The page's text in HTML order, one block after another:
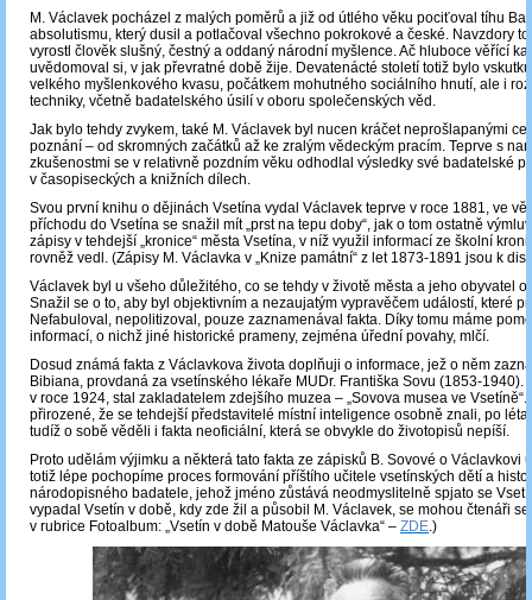
M. Václavek pocházel z malých poměrů a již od útlého věku pociťoval tíhu
absolutismu, který dusil a potlačoval všechno pokrokové a české. Navzdory
vyrostl člověk slušný, čestný a oddaný národní myšlence. Ač hluboce věřící
uvědomoval si, v jak převratné době žije. Devatenácté století totiž bylo
velkého myšlenkového kvasu, počátkem mohutného sociálního hnutí, ale i
techniky, včetně badatelského úsilí v oboru společenských věd.
Jak bylo tehdy zvykem, také M. Václavek byl nucen kráčet neprošlapanými
poznání – od skromných začátků až ke zralým vědeckým pracím. Teprve s
zkušenostmi se v relativně pozdním věku odhodlal výsledky své badatelské
v časopiseckých a knižních dílech.
Svou první knihu o dějinách Vsetína vydal Václavek teprve v roce 1881, ve
příchodu do Vsetína se snažil mít „prst na tepu doby“, jak o tom ostatně
zápisy v tehdejší „kronice“ města Vsetína, v níž využil informací ze školní
rovněž vedl. (Zápisy M. Václavka v „Knize památní“ z let 1873-1891 jsou k
Václavek byl u všeho důležitého, co se tehdy v životě města a jeho obyvatel
Snažil se o to, aby byl objektivním a nezaujatým vypravěčem událostí, které
Nefabuloval, nepolitizoval, pouze zaznamenával fakta. Díky tomu máme
informací, o nichž jiné historické prameny, zejména úřední povahy, mlčí.
Dosud známá fakta z Václavkova života doplňuji o informace, jež o něm
Bibiana, provdaná za vsetínského lékaře MUDr. Františka Sovu (1853-1940).
v roce 1924, stal zakladatelem zdejšího muzea – „Sovova musea ve Vsetíně“.
přirozené, že se tehdejší představitelé místní inteligence osobně znali, po léta
tudíž o sobě věděli i fakta neoficiální, která se obvykle do životopisů nepíší.
Proto udělám výjimku a některá tato fakta ze zápisků B. Sovové o Václavkovi
totiž lépe pochopíme proces formování příštího učitele vsetínských dětí a
národopisného badatele, jehož jméno zůstává neodmyslitelně spjato se
vypadal Vsetín v době, kdy zde žil a působil M. Václavek, se mohou čtenáři
v rubrice Fotoalbum: „Vsetín v době Matouše Václavka“ – ZDE.)